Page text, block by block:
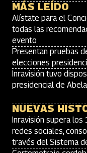
MÁS LEÍDO
Alístate para el
todas las
evento
Presentan pruebas
elecciones
Inravisión tuvo
presidencial de
NUEVAS
Inravisión supera
redes sociales,
través del Sistema